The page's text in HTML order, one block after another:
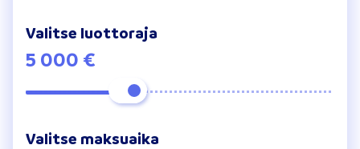
Valitse luottoraja
5 000 €
Valitse maksuaika